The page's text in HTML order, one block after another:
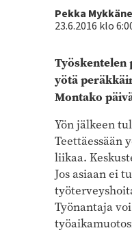
Kirjoittaja
Pekka
23.6.2016 klo
Työskentelen
yötä
Montako
Yön jälkeen
Teettäessään
liikaa.
Jos asiaan ei
Työnantaja